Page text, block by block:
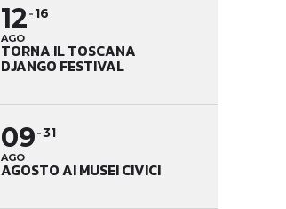
12
AGO
16
TORNA IL TOSCANA
DJANGO FESTIVAL
09
AGO
31
AGOSTO AI MUSEI CIVICI